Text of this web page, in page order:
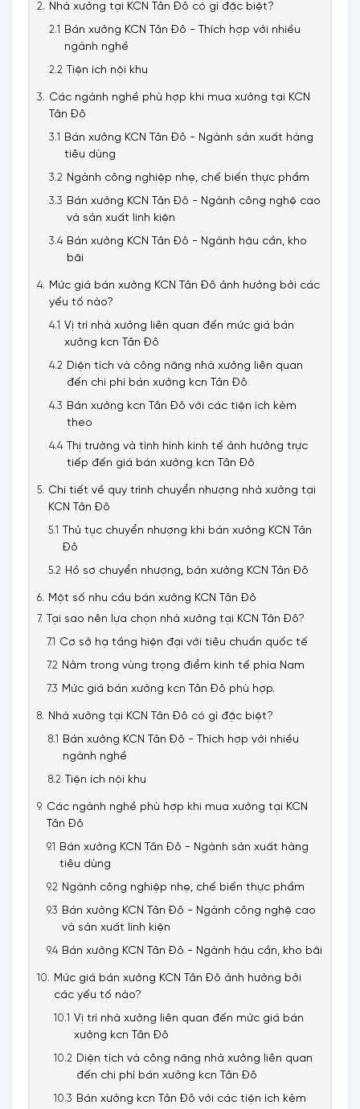
Nhà xưởng tại KCN Tân Đô có gì đặc biệt?
Bán xưởng KCN Tân Đô - Thích hợp với nhiều
ngành nghề
Tiện ích nội khu
Các ngành nghề phù hợp khi mua xưởng tại KCN
Tân Đô
Bán xưởng KCN Tân Đô - Ngành sản xuất hàng
tiêu dùng
Ngành công nghiệp nhẹ, chế biến thực phẩm
Bán xưởng KCN Tân Đô - Ngành công nghệ cao
và sản xuất linh kiện
Bán xưởng KCN Tân Đô - Ngành hậu cần, kho
bãi
Mức giá bán xưởng KCN Tân Đô ảnh hưởng bởi các
yếu tố nào?
Vị trí nhà xưởng liên quan đến mức giá bán
xưởng kcn Tân Đô
Diện tích và công năng nhà xưởng liên quan
đến chi phí bán xưởng kcn Tân Đô
Bán xưởng kcn Tân Đô với các tiện ích kèm
theo
Thị trường và tình hình kinh tế ảnh hưởng trực
tiếp đến giá bán xưởng kcn Tân Đô
Chi tiết về quy trình chuyển nhượng nhà xưởng tại
KCN Tân Đô
Thủ tục chuyển nhượng khi bán xưởng KCN Tân
Đô
Hồ sơ chuyển nhượng, bán xưởng KCN Tân Đô
Một số nhu cầu bán xưởng KCN Tân Đô
Tại sao nên lựa chọn nhà xưởng tại KCN Tân Đô?
Cơ sở hạ tầng hiện đại với tiêu chuẩn quốc tế
Nằm trong vùng trọng điểm kinh tế phía Nam
Mức giá bán xưởng kcn Tân Đô phù hợp.
Nhà xưởng tại KCN Tân Đô có gì đặc biệt?
Bán xưởng KCN Tân Đô - Thích hợp với nhiều
ngành nghề
Tiện ích nội khu
Các ngành nghề phù hợp khi mua xưởng tại KCN
Tân Đô
Bán xưởng KCN Tân Đô - Ngành sản xuất hàng
tiêu dùng
Ngành công nghiệp nhẹ, chế biến thực phẩm
Bán xưởng KCN Tân Đô - Ngành công nghệ cao
và sản xuất linh kiện
Bán xưởng KCN Tân Đô - Ngành hậu cần, kho bãi
Mức giá bán xưởng KCN Tân Đô ảnh hưởng bởi
các yếu tố nào?
Vị trí nhà xưởng liên quan đến mức giá bán
xưởng kcn Tân Đô
Diện tích và công năng nhà xưởng liên quan
đến chi phí bán xưởng kcn Tân Đô
Bán xưởng kcn Tân Đô với các tiện ích kèm